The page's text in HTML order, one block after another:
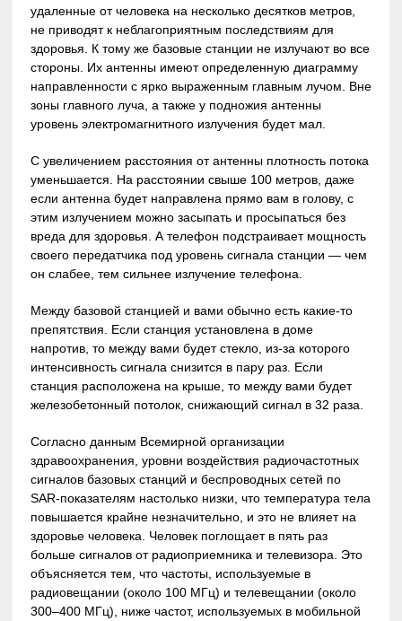
удаленные от человека на несколько десятков метров,
не приводят к неблагоприятным последствиям для
здоровья. К тому же базовые станции не излучают во все
стороны. Их антенны имеют определенную диаграмму
направленности с ярко выраженным главным лучом. Вне
зоны главного луча, а также у подножия антенны
уровень электромагнитного излучения будет мал.
С увеличением расстояния от антенны плотность потока
уменьшается. На расстоянии свыше 100 метров, даже
если антенна будет направлена прямо вам в голову, с
этим излучением можно засыпать и просыпаться без
вреда для здоровья. А телефон подстраивает мощность
своего передатчика под уровень сигнала станции — чем
он слабее, тем сильнее излучение телефона.
Между базовой станцией и вами обычно есть какие-то
препятствия. Если станция установлена в доме
напротив, то между вами будет стекло, из-за которого
интенсивность сигнала снизится в пару раз. Если
станция расположена на крыше, то между вами будет
железобетонный потолок, снижающий сигнал в 32 раза.
Согласно данным Всемирной организации
здравоохранения, уровни воздействия радиочастотных
сигналов базовых станций и беспроводных сетей по
SAR-показателям настолько низки, что температура тела
повышается крайне незначительно, и это не влияет на
здоровье человека. Человек поглощает в пять раз
больше сигналов от радиоприемника и телевизора. Это
объясняется тем, что частоты, используемые в
радиовещании (около 100 МГц) и телевещании (около
300–400 МГц), ниже частот, используемых в мобильной